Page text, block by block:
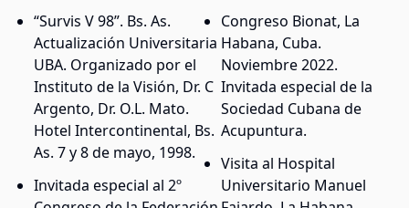
“Survis V 98”. Bs. As.
Actualización Universitaria
UBA. Organizado por el
Instituto de la Visión, Dr. C
Argento, Dr. O.L. Mato.
Hotel Intercontinental, Bs.
As. 7 y 8 de mayo, 1998.
Invitada especial al 2º
Congreso Bionat, La
Habana, Cuba.
Noviembre 2022.
Invitada especial de la
Sociedad Cubana de
Acupuntura.
Visita al Hospital
Universitario Manuel